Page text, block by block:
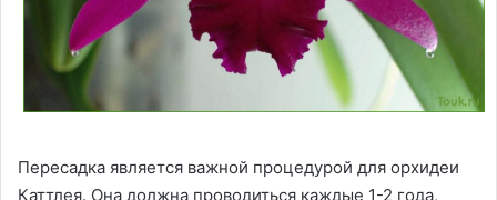
Пересадка является важной процедурой для орхидеи
Каттлея. Она должна проводиться каждые 1-2 года,